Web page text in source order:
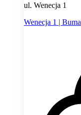
ul. Wenecja 1
Wenecja 1 | Buma